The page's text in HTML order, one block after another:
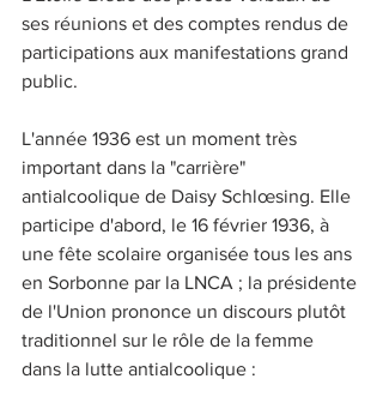
ses réunions et des comptes rendus de
participations aux manifestations grand
public.
L'année 1936 est un moment très
important dans la "carrière"
antialcoolique de Daisy Schlœsing. Elle
participe d'abord, le 16 février 1936, à
une fête scolaire organisée tous les ans
en Sorbonne par la LNCA ; la présidente
de l'Union prononce un discours plutôt
traditionnel sur le rôle de la femme
dans la lutte antialcoolique :